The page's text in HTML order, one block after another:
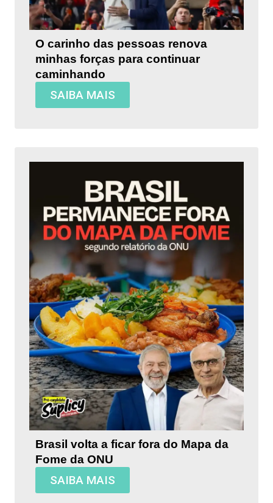
O carinho das pessoas renova
minhas forças para continuar
caminhando
SAIBA MAIS
Brasil volta a ficar fora do Mapa da
Fome da ONU
SAIBA MAIS